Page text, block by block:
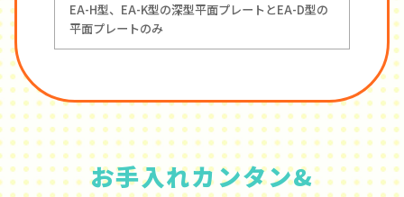
EA-H型、EA-K型の深型平面プレートとEA-D型の
平面プレートのみ
お手入れカンタン&